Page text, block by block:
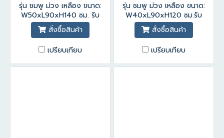
รุ่น ชมพู ม่วง เหลือง ขนาด:
W50xL90xH140 ซม. รับ
ประกันสินค้า 1-3 ปี
สั่งซื้อสินค้า
เปรียบเทียบ
รุ่น ชมพู ม่วง เหลือง ขนาด:
W40xL90xH120 ซม.รับ
ประกันสินค้า 1-3 ปี
สั่งซื้อสินค้า
เปรียบเทียบ